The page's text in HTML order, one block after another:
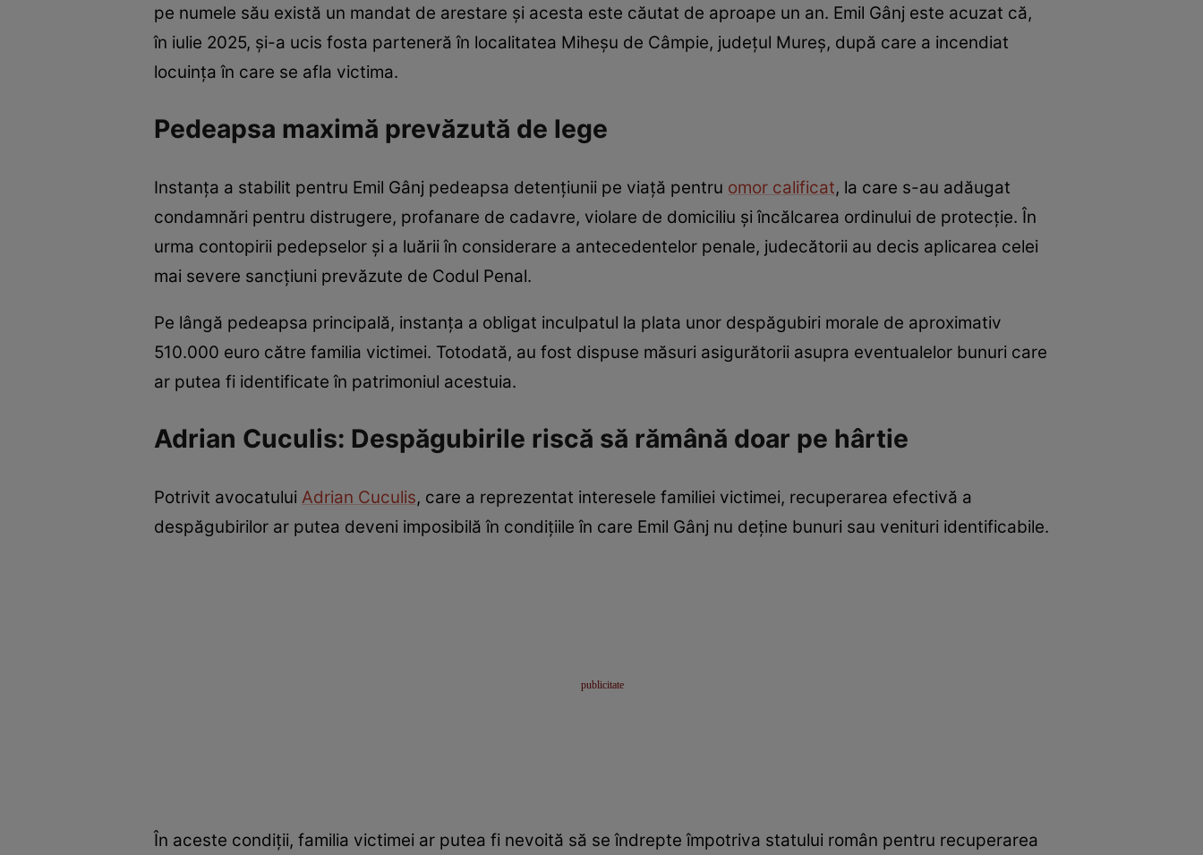
pe numele său există un mandat de arestare și acesta este căutat de aproape un an. Emil Gânj este acuzat că,
în iulie 2025, și-a ucis fosta parteneră în localitatea Miheșu de Câmpie, județul Mureș, după care a incendiat
locuința în care se afla victima.
Pedeapsa maximă prevăzută de lege
Instanța a stabilit pentru Emil Gânj pedeapsa detențiunii pe viață pentru omor calificat, la care s-au adăugat
condamnări pentru distrugere, profanare de cadavre, violare de domiciliu și încălcarea ordinului de protecție. În
urma contopirii pedepselor și a luării în considerare a antecedentelor penale, judecătorii au decis aplicarea celei
mai severe sancțiuni prevăzute de Codul Penal.
Pe lângă pedeapsa principală, instanța a obligat inculpatul la plata unor despăgubiri morale de aproximativ
510.000 euro către familia victimei. Totodată, au fost dispuse măsuri asigurătorii asupra eventualelor bunuri care
ar putea fi identificate în patrimoniul acestuia.
Adrian Cuculis: Despăgubirile riscă să rămână doar pe hârtie
Potrivit avocatului Adrian Cuculis, care a reprezentat interesele familiei victimei, recuperarea efectivă a
despăgubirilor ar putea deveni imposibilă în condițiile în care Emil Gânj nu deține bunuri sau venituri identificabile.
În aceste condiții, familia victimei ar putea fi nevoită să se îndrepte împotriva statului român pentru recuperarea